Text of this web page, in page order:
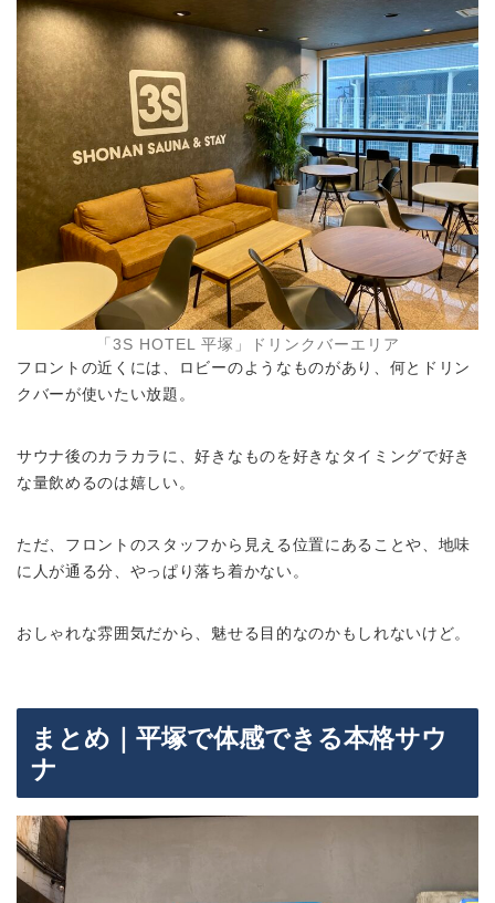
「3S HOTEL 平塚」ドリンクバーエリア
フロントの近くには、ロビーのようなものがあり、何とドリン
クバーが使いたい放題。
サウナ後のカラカラに、好きなものを好きなタイミングで好き
な量飲めるのは嬉しい。
ただ、フロントのスタッフから見える位置にあることや、地味
に人が通る分、やっぱり落ち着かない。
おしゃれな雰囲気だから、魅せる目的なのかもしれないけど。
まとめ｜平塚で体感できる本格サウ
ナ